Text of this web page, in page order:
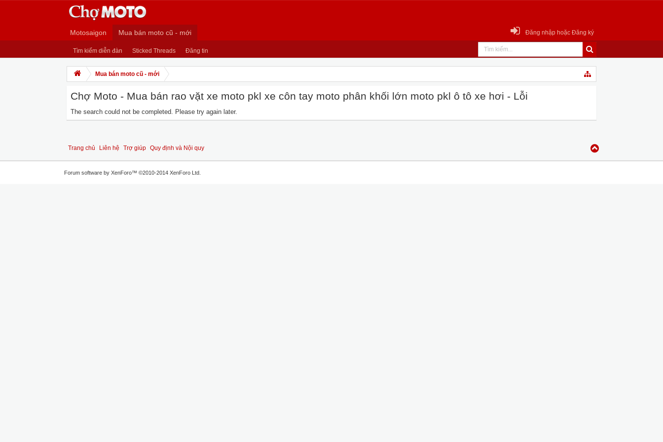
Motosaigon Mua bán moto cũ - mới
Tìm kiếm diễn đàn Sticked Threads Đăng tin
Đăng nhập hoặc Đăng ký
Mua bán moto cũ - mới
Chợ Moto - Mua bán rao vặt xe moto pkl xe côn tay moto phân khối lớn moto pkl ô tô xe hơi - Lỗi
The search could not be completed. Please try again later.
Trang chủ Liên hệ Trợ giúp Quy định và Nội quy
Forum software by XenForo™ ©2010-2014 XenForo Ltd.